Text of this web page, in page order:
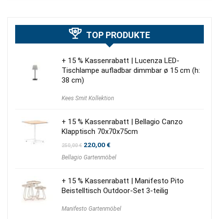
TOP PRODUKTE
+ 15 % Kassenrabatt | Lucenza LED-
Tischlampe aufladbar dimmbar ø 15 cm (h:
38 cm)
Kees Smit Kollektion
+ 15 % Kassenrabatt | Bellagio Canzo
Klapptisch 70x70x75cm
250,00€ Ursprünglicher
war:
220,00€Aktueller
ist:
Bellagio Gartenmöbel
+ 15 % Kassenrabatt | Manifesto Pito
Beistelltisch Outdoor-Set 3-teilig
Manifesto Gartenmöbel